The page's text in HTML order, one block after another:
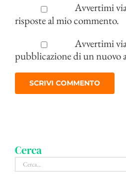
Avvertimi
risposte al mio commento.
Avvertimi
pubblicazione di un nuovo
Cerca
Cerca